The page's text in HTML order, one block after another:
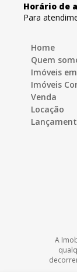
Horário de
Para
Home
Quem
Imóveis em
Imóveis
Venda
Locação
A